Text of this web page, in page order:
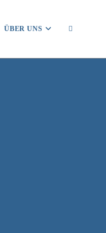
ÜBER UNS WEBSITE-